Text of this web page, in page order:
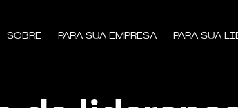
SOBRE PARA SUA EMPRESA PARA SUA